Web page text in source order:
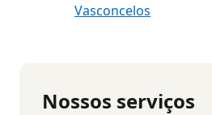
Vasconcelos
Nossos serviços